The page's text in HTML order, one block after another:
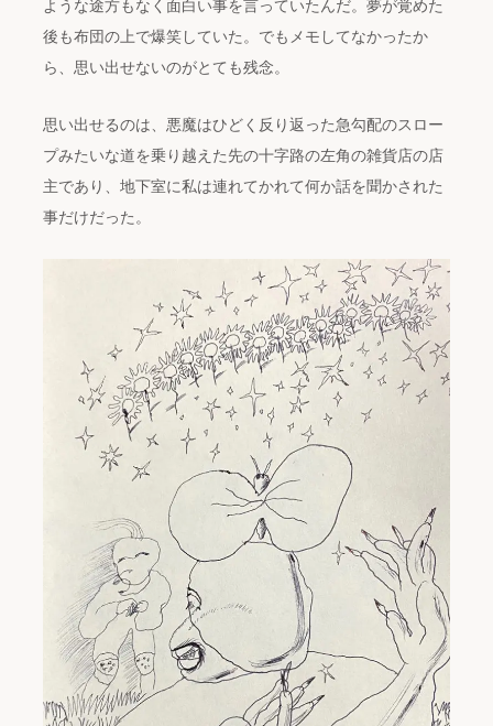
ような途方もなく面白い事を言っていたんだ。夢が覚めた
後も布団の上で爆笑していた。でもメモしてなかったか
ら、思い出せないのがとても残念。
思い出せるのは、悪魔はひどく反り返った急勾配のスロー
プみたいな道を乗り越えた先の十字路の左角の雑貨店の店
主であり、地下室に私は連れてかれて何か話を聞かされた
事だけだった。